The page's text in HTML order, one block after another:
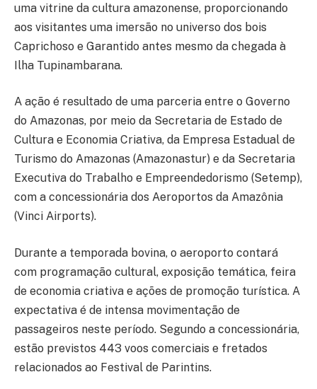
uma vitrine da cultura amazonense, proporcionando
aos visitantes uma imersão no universo dos bois
Caprichoso e Garantido antes mesmo da chegada à
Ilha Tupinambarana.
A ação é resultado de uma parceria entre o Governo
do Amazonas, por meio da Secretaria de Estado de
Cultura e Economia Criativa, da Empresa Estadual de
Turismo do Amazonas (Amazonastur) e da Secretaria
Executiva do Trabalho e Empreendedorismo (Setemp),
com a concessionária dos Aeroportos da Amazônia
(Vinci Airports).
Durante a temporada bovina, o aeroporto contará
com programação cultural, exposição temática, feira
de economia criativa e ações de promoção turística. A
expectativa é de intensa movimentação de
passageiros neste período. Segundo a concessionária,
estão previstos 443 voos comerciais e fretados
relacionados ao Festival de Parintins.